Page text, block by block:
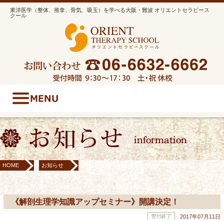
東洋医学（整体、推拿、骨気、吸玉）を学べる大阪・難波 オリエントセラピース
クール
HOME お知らせ 《解剖生理学知識アップセミナー》開講決定！
《解剖生理学知識アップセミナー》開講決定！
2017年07月11日